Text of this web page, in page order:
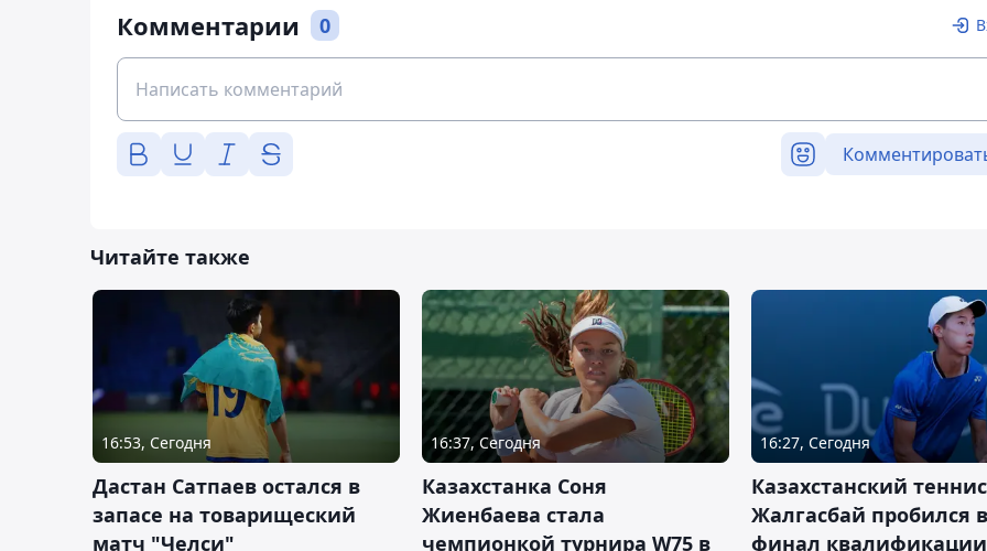
Комментарии 0
Читайте также
16:53, Сегодня
Дастан Сатпаев остался в
запасе на товарищеский
матч "Челси"
16:37, Сегодня
Казахстанка Соня
Жиенбаева стала
чемпионкой турнира W75 в
16:27, Сегодня
Казахстанский
Жалгасбай пробился в
финал квалификации